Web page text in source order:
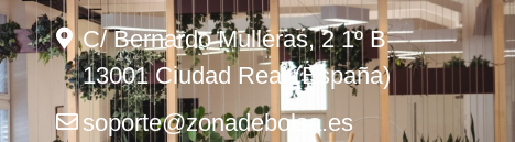
C/ Bernardo Mulleras, 2 1º B
13001 Ciudad Real (España)
soporte@zonadebolsa.es